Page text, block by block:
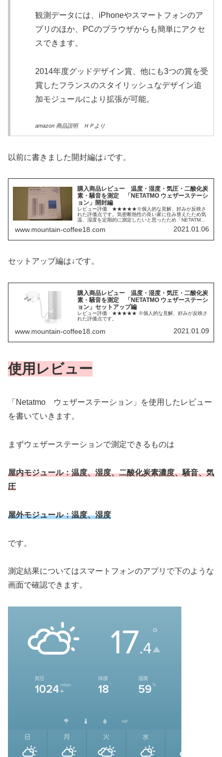
観測データには、iPhoneやスマートフォンのア
プリのほか、PCのブラウザからも簡単にアクセ
スできます。
2014年度グッドデザイン賞、他にも3つの賞を受
賞したフランスのスタイリッシュなデザイン追
加モジュールにより拡張が可能。
amazon 商品説明 ＨＰより
以前に書きました開封編は↓です。
購入商品レビュー 温度・湿度・気圧・二酸化炭
素・騒音を測定 「NETATMO ウェザーステーシ
ョン」開封編
レビュー評価 ★★★★★※個人的な見解、好みが反映さ
れた評価点です。気密断熱性の良い家に住み替えたため気
温、湿度を定期的に測定したいと思ったため「NETATMO
思います。長くなったので分けて掲載します。まずは開封
www.mountain-coffee18.com 2021.01.06
セットアップ編は↓です。
購入商品レビュー 温度・湿度・気圧・二酸化炭
素・騒音を測定 「NETATMO ウェザーステーシ
ョン」セットアップ編
レビュー評価 ★★★★★ ※個人的な見解、好みが反映さ
れた評価点です。
www.mountain-coffee18.com 2021.01.09
使用レビュー
「Netatmo ウェザーステーション」を使用したレビュー
を書いていきます。
まずウェザーステーションで測定できるものは
屋内モジュール：温度、湿度、二酸化炭素濃度、騒音、気
圧
屋外モジュール：温度、湿度
です。
測定結果についてはスマートフォンのアプリで下のような
画面で確認できます。